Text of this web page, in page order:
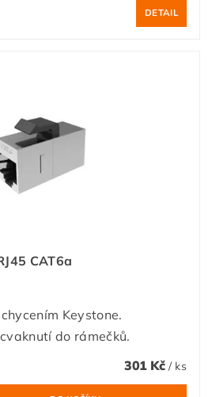
DETAIL
CAT6a
Keystone.
do rámečků.
301 Kč / ks